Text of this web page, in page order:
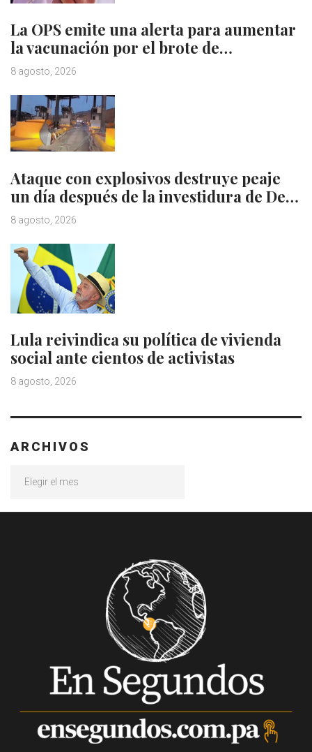
La OPS emite una alerta para aumentar
la vacunación por el brote de…
8 agosto, 2026
Ataque con explosivos destruye peaje
un día después de la investidura de De…
8 agosto, 2026
Lula reivindica su política de vivienda
social ante cientos de activistas
8 agosto, 2026
ARCHIVOS